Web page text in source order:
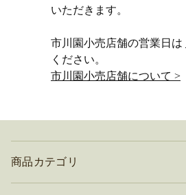
いただきます。
市川園小売店舗の営業日は
ください。
市川園小売店舗について >
商品カテゴリ